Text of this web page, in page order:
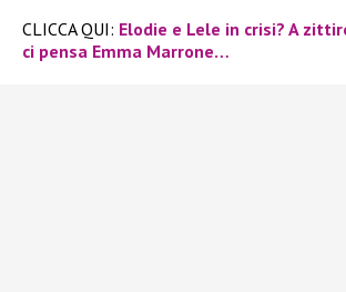
CLICCA QUI: Elodie e Lele in crisi? A
ci pensa Emma Marrone…